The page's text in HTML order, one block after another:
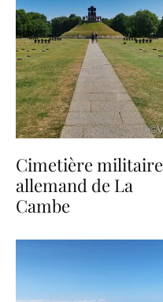
Cimetière militaire
allemand de La
Cambe